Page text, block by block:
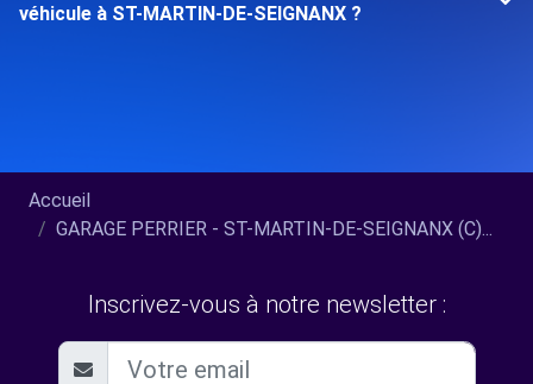
véhicule à ST-MARTIN-DE-SEIGNANX ?
Accueil
GARAGE PERRIER - ST-MARTIN-DE-SEIGNANX (C)...
Inscrivez-vous à notre newsletter :